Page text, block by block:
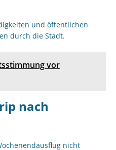
und öffentlichen
durch die Stadt.
vor
nach
nicht